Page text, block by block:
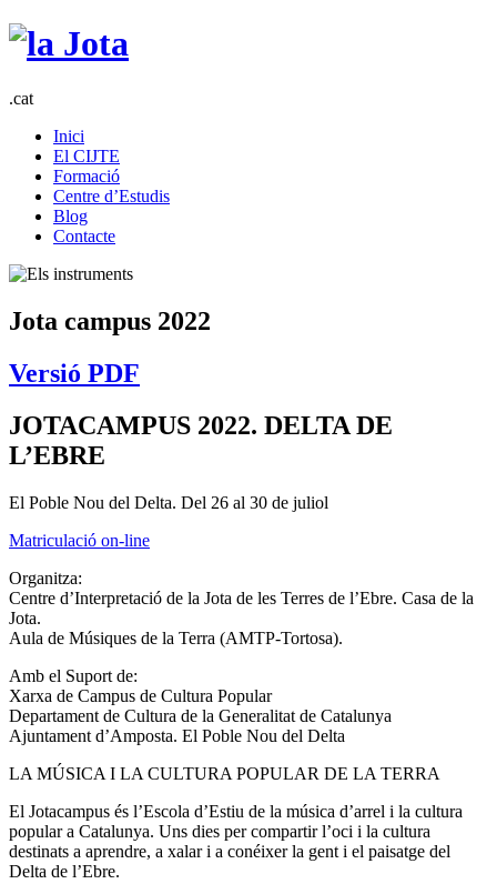
.cat
Inici
El CIJTE
Formació
Centre d’Estudis
Blog
Contacte
Jota campus 2022
Versió PDF
JOTACAMPUS 2022. DELTA DE
L’EBRE
El Poble Nou del Delta. Del 26 al 30 de juliol
Matriculació on-line
Organitza:
Centre d’Interpretació de la Jota de les Terres de l’Ebre. Casa de la
Jota.
Aula de Músiques de la Terra (AMTP-Tortosa).
Amb el Suport de:
Xarxa de Campus de Cultura Popular
Departament de Cultura de la Generalitat de Catalunya
Ajuntament d’Amposta. El Poble Nou del Delta
LA MÚSICA I LA CULTURA POPULAR DE LA TERRA
El Jotacampus és l’Escola d’Estiu de la música d’arrel i la cultura
popular a Catalunya. Uns dies per compartir l’oci i la cultura
destinats a aprendre, a xalar i a conéixer la gent i el paisatge del
Delta de l’Ebre.